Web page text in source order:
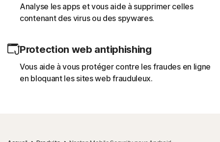
Analyse les apps et vous aide à supprimer celles
contenant des virus ou des spywares.
Protection web antiphishing
Vous aide à vous protéger contre les fraudes en ligne
en bloquant les sites web frauduleux.